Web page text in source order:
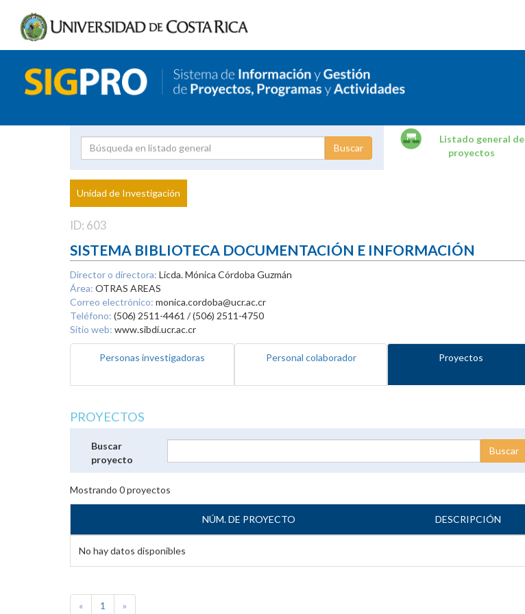
Proyecto
Investigador
Listado general de
proyectos
Unidad de Investigación
ID: 603
SISTEMA BIBLIOTECA DOCUMENTACIÓN E INFORMACIÓN
Director o directora: Licda. Mónica Córdoba Guzmán
Área: OTRAS AREAS
Correo electrónico: monica.cordoba@ucr.ac.cr
Teléfono: (506) 2511-4461 / (506) 2511-4750
Sitio web: www.sibdi.ucr.ac.cr
Personas investigadoras Personal colaborador Proyectos
PROYECTOS
Buscar
proyecto
Mostrando 0proyectos
NÚM. DE PROYECTO DESCRIPCIÓN
No hay datos disponibles
« 1 »